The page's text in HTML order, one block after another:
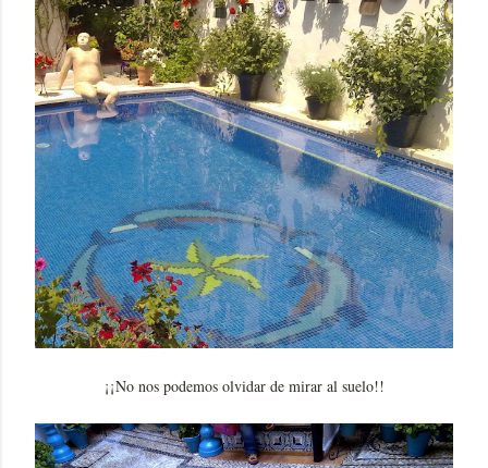
¡¡No nos podemos olvidar de mirar al suelo!!